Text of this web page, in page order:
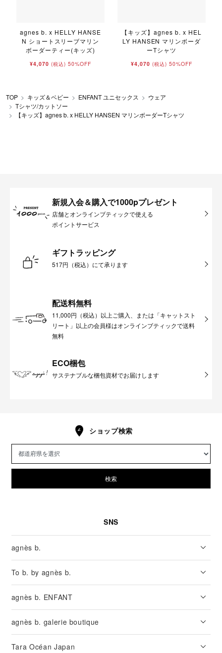
agnes b. x HELLY HANSE
N ショートスリーブマリン
ボーダーティー(キッズ)
¥4,070 (税込) 50%OFF
【キッズ】agnes b. x HEL
LY HANSEN マリンボーダ
ーTシャツ
¥4,070 (税込) 50%OFF
TOP キッズ＆ベビー ENFANT ユニセックス
ウェア
Tシャツ/カットソー
【キッズ】agnes b. x HELLY HANSEN マリンボーダーTシャツ
新規入会＆購入で1000pプレゼント
店舗とオンラインブティックで使える
ポイントサービス
ギフトラッピング
517円（税込）にて承ります
配送料無料
11,000円（税込）以上ご購入、または「キャットスト
リート」以上の会員様はオンラインブティックで送料
無料
ECO梱包
サステナブルな梱包資材でお届けします
ショップ検索
検索
SNS
agnès b.
To b. by agnès b.
agnès b. ENFANT
agnès b. galerie boutique
Tara Océan Japan